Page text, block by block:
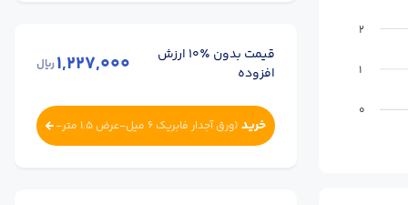
2
1
0
قیمت بدون ٪۱۰ ارزش
افزوده
1,227,000ریال
خرید (
ورق آجدار فابریک 6 میل-عرض 1.5 متر-
رول)